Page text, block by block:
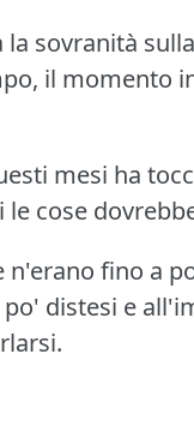
la sovranità
il momento
mesi ha
le cose
n'erano fino a
distesi e